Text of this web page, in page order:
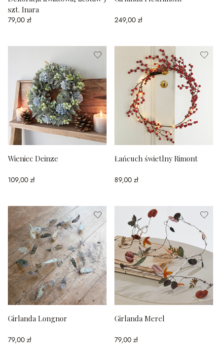
szt. Inara
79,00 zł
249,00 zł
Wieniec Deinze
109,00 zł
Łańcuch świetlny Rimont
89,00 zł
Girlanda Longnor
79,00 zł
Girlanda Merel
79,00 zł